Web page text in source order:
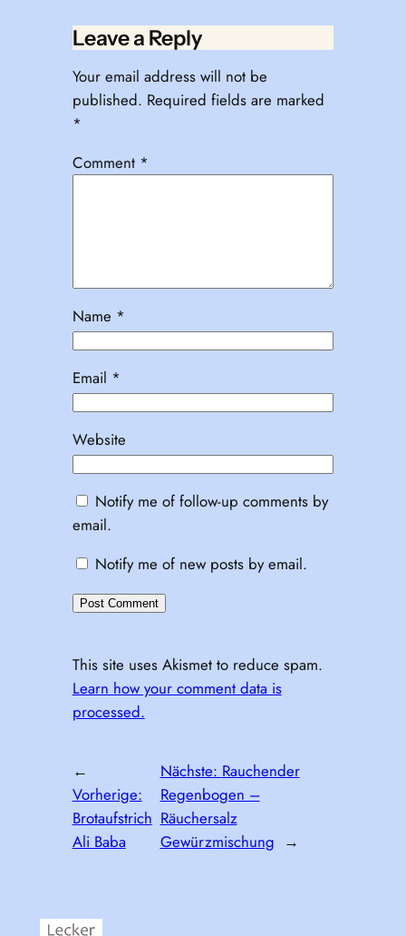
Leave a Reply
Your email address will not be
published. Required fields are marked
*
Comment *
Name *
Email *
Website
Notify me of follow-up comments by
email.
Notify me of new posts by email.
This site uses Akismet to reduce spam.
Learn how your comment data is
processed.
←
Vorherige:
Brotaufstrich
Ali Baba
Nächste: Rauchender
Regenbogen –
Räuchersalz
Gewürzmischung →